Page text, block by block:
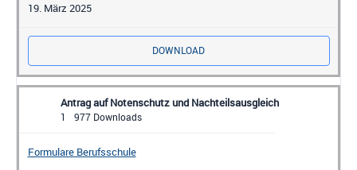
19. März 2025
DOWNLOAD
Antrag auf Notenschutz und Nachteilsausgleich
1 977 Downloads
Formulare Berufsschule